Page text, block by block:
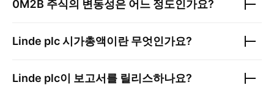
0M2B 주식의 변동성은 어느 정도인가요?
Linde plc시가총액이란 무엇인가요?
Linde plc이 보고서를 릴리스하나요?